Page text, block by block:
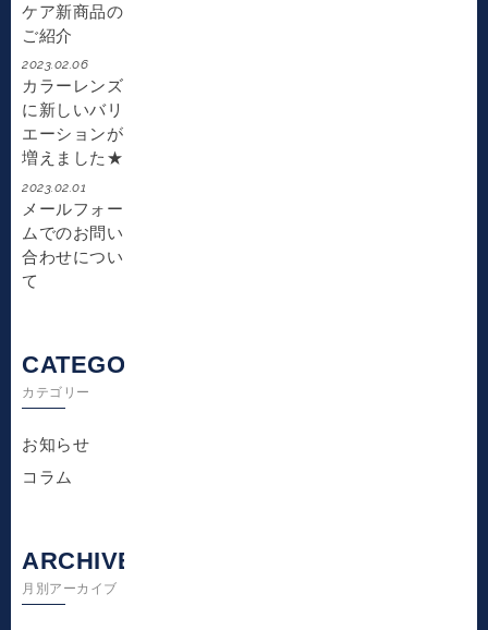
ケア新商品の
ご紹介
2023.02.06
カラーレンズ
に新しいバリ
エーションが
増えました★
2023.02.01
メールフォー
ムでのお問い
合わせについ
て
CATEGORY
カテゴリー
お知らせ
コラム
ARCHIVE
月別アーカイブ